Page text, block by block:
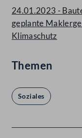
24.01.2023 -
geplante
Klimaschutz
Themen
Soziales